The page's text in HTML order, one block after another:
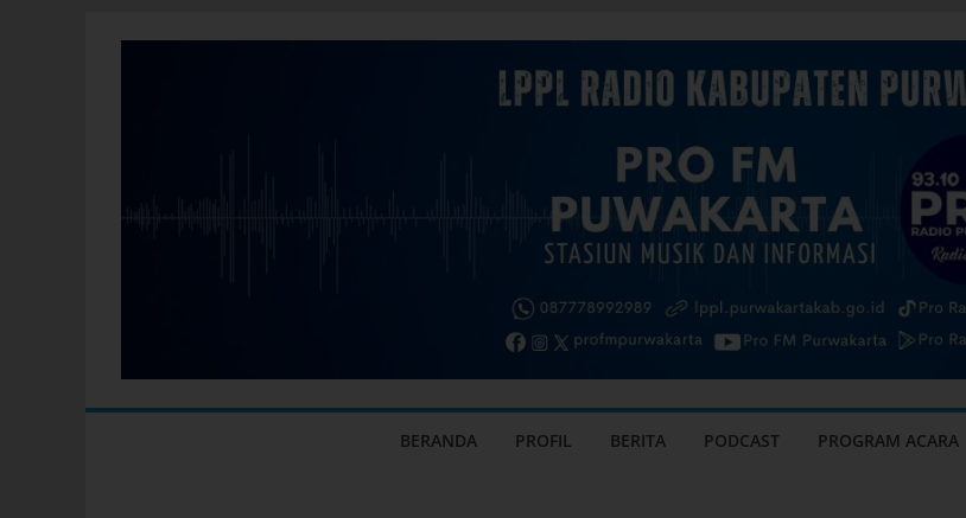
BERANDA PROFIL BERITA PODCAST PROGRAM ACARA